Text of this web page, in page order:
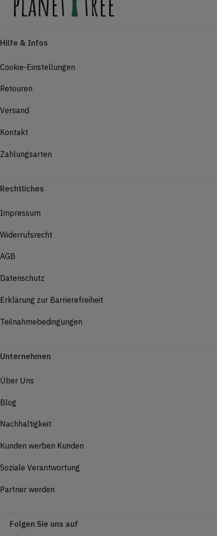
Hilfe & Infos
Cookie-Einstellungen
Retouren
Versand
Kontakt
Zahlungsarten
Rechtliches
Impressum
Widerrufsrecht
AGB
Datenschutz
Erklärung zur Barrierefreiheit
Teilnahmebedingungen
Unternehmen
Über Uns
Blog
Nachhaltigkeit
Kunden werben Kunden
Soziale Verantwortung
Partner werden
Folgen Sie uns auf